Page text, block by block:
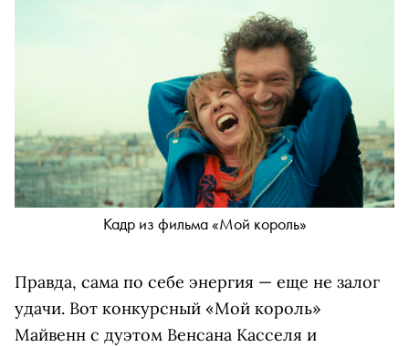
Кадр из фильма «Мой король»
Правда, сама по себе энергия — еще не залог
удачи. Вот конкурсный «Мой король»
Майвенн с дуэтом Венсана Касселя и